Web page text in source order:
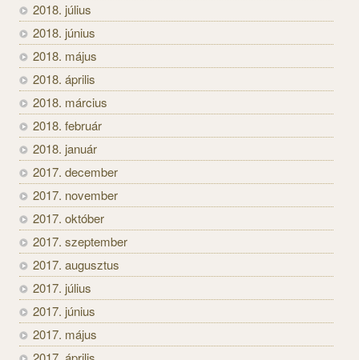
2018. július
2018. június
2018. május
2018. április
2018. március
2018. február
2018. január
2017. december
2017. november
2017. október
2017. szeptember
2017. augusztus
2017. július
2017. június
2017. május